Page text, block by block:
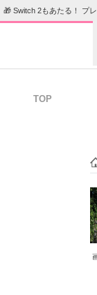
🎁 Switch 2もあたる！ プ
TOP